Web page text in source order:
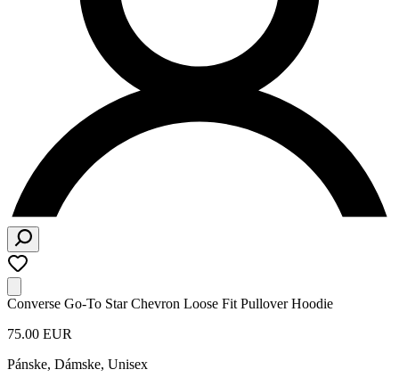
Converse Go-To Star Chevron Loose Fit Pullover Hoodie
75.00 EUR
Pánske, Dámske, Unisex